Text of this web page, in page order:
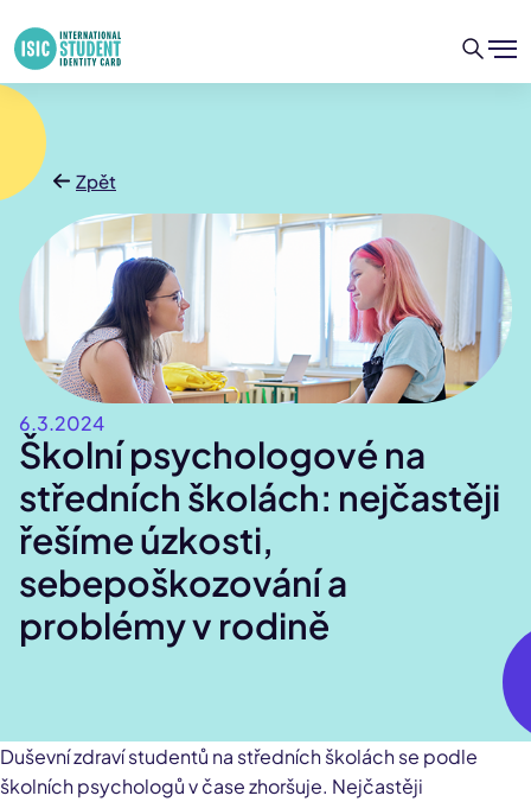
Zpět
6.3.2024
Školní psychologové na
středních školách: nejčastěji
řešíme úzkosti,
sebepoškozování a
problémy v rodině
Duševní zdraví studentů na středních školách se podle
školních psychologů v čase zhoršuje. Nejčastěji